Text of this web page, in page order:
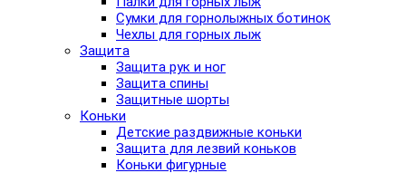
Сумки для горнолыжных ботинок
Чехлы для горных лыж
Защита
Защита рук и ног
Защита спины
Защитные шорты
Коньки
Детские раздвижные коньки
Защита для лезвий коньков
Коньки фигурные